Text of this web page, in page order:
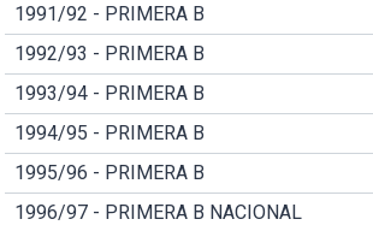
1991/92 - PRIMERA B
1992/93 - PRIMERA B
1993/94 - PRIMERA B
1994/95 - PRIMERA B
1995/96 - PRIMERA B
1996/97 - PRIMERA B NACIONAL